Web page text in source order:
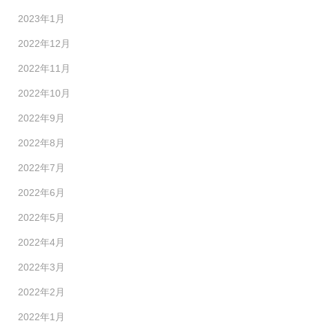
2023年1月
2022年12月
2022年11月
2022年10月
2022年9月
2022年8月
2022年7月
2022年6月
2022年5月
2022年4月
2022年3月
2022年2月
2022年1月